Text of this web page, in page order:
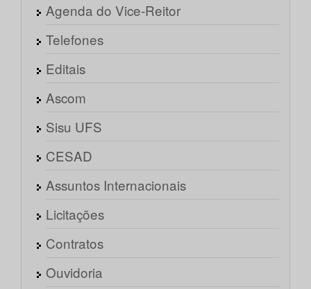
Agenda do Vice-Reitor
Telefones
Editais
Ascom
Sisu UFS
CESAD
Assuntos Internacionais
Licitações
Contratos
Ouvidoria